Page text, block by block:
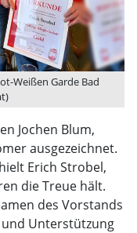
Weißen Garde Bad
Jochen Blum,
ausgezeichnet.
Erich Strobel,
die Treue hält.
des Vorstands
Unterstützung